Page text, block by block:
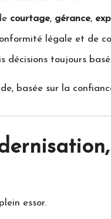
courtage, gérance,
légale et de
décisions toujours
basée sur la
essor.